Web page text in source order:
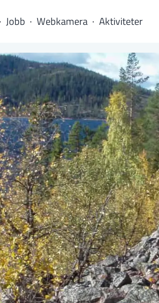
Jobb Webkamera Aktiviteter